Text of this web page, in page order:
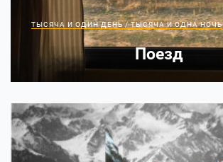
ТЫСЯЧА И ОДИН ДЕНЬ / ТЫСЯЧА И ОДНА НОЧЬ
Поезд